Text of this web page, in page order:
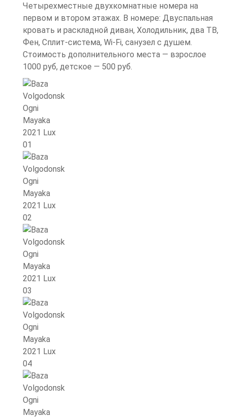
Четырехместные двухкомнатные номера на
первом и втором этажах. В номере: Двуспальная
кровать и раскладной диван, Холодильник, два ТВ,
Фен, Сплит-система, Wi-Fi, санузел с душем.
Стоимость дополнительного места — взрослое
1000 руб, детское — 500 руб.